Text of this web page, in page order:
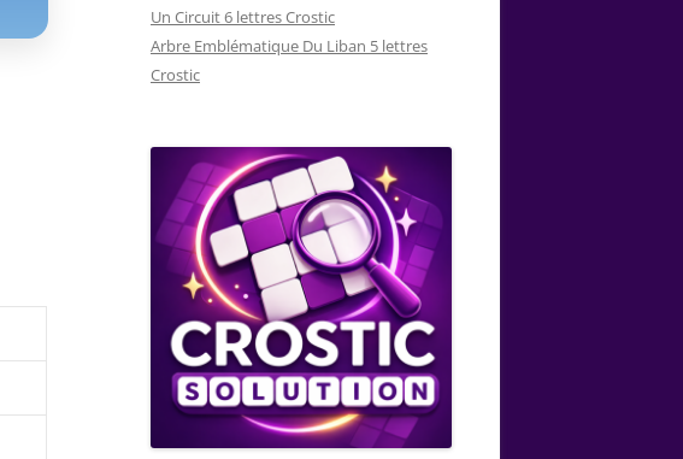
Un Circuit 6 lettres Crostic
Arbre Emblématique Du Liban 5 lettres
Crostic